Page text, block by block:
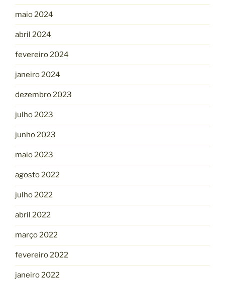
maio 2024
abril 2024
fevereiro 2024
janeiro 2024
dezembro 2023
julho 2023
junho 2023
maio 2023
agosto 2022
julho 2022
abril 2022
março 2022
fevereiro 2022
janeiro 2022